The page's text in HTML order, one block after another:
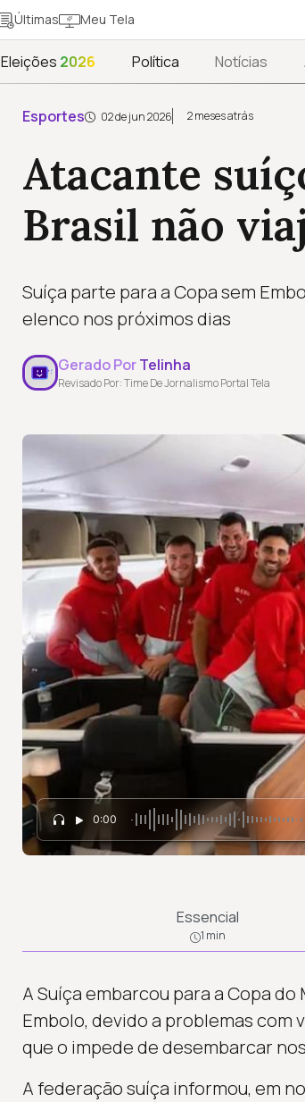
Últimas Meu Tela
Eleições 2026 Política Notícias
Esportes 02 de jun 2026 2 meses atrás
Atacante
Brasil não
Suíça parte para a Copa sem
elenco nos próximos dias
Gerado PorTelinha
Revisado Por: Time De Jornalismo Portal Tela
0:00
Essencial
1 min
A Suíça embarcou para a Copa
Embolo, devido a problemas com
que o impede de desembarcar
A federação suíça informou, em